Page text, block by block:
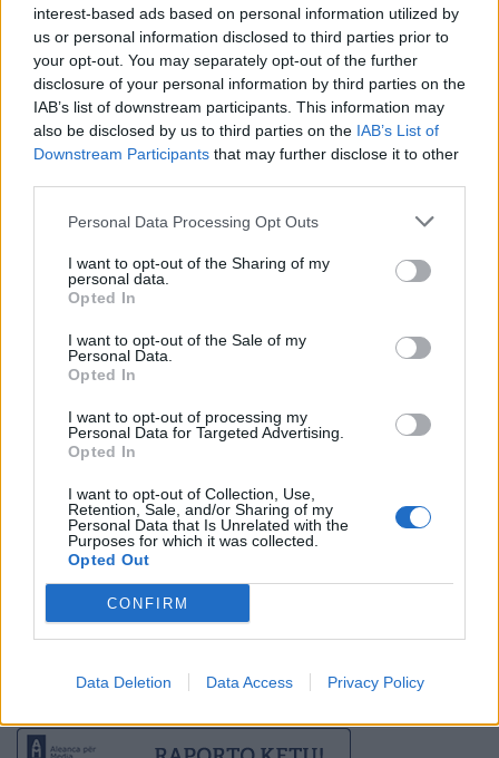
interest-based ads based on personal information utilized by
us or personal information disclosed to third parties prior to
your opt-out. You may separately opt-out of the further
disclosure of your personal information by third parties on the
IAB’s list of downstream participants. This information may
also be disclosed by us to third parties on the IAB’s List of
Downstream Participants that may further disclose it to other
Personal Data Processing Opt Outs
I want to opt-out of the Sharing of my
personal data.
Opted In
I want to opt-out of the Sale of my
Personal Data.
Opted In
I want to opt-out of processing my
Personal Data for Targeted Advertising.
Opted In
I want to opt-out of Collection, Use,
Retention, Sale, and/or Sharing of my
Personal Data that Is Unrelated with the
Purposes for which it was collected.
Opted Out
CONFIRM
Data Deletion Data Access Privacy Policy
Zbulimet në Zubin Potok
ngrenë dyshime për fshehjen e
gjurmëve të krimeve të luftës
Mucunski: Maqedonia e Veriut
BE-së
Mickoski: Synojmë uljen e
saj